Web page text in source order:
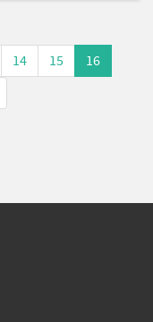
14 15
16